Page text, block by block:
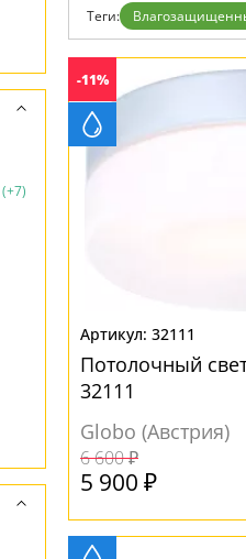
Современный
Флористика
Хай тек
Теги:
-11%
32111
Потолочный
32111
Globo (Австрия)
6 600 ₽
5 900 ₽
(+7)